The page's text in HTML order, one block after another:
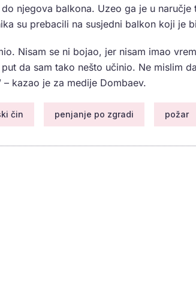
njegova balkona. Uzeo ga je u
su prebacili na susjedni balkon koji je
Nisam se ni bojao, jer nisam imao
da sam tako nešto učinio. Ne mislim
– kazao je za medije Dombaev.
čin penjanje po zgradi požar